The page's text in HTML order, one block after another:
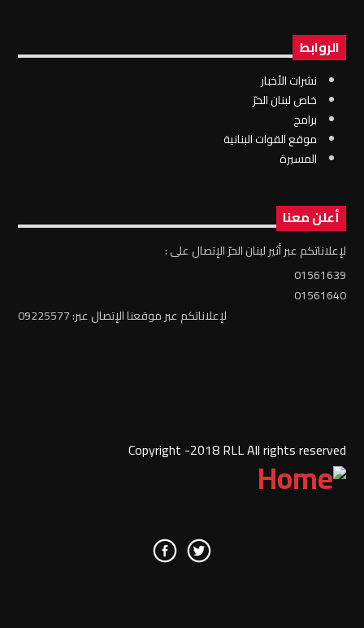
الروابط
نشرات الأخبار
خاص لبنان الحرّ
برامج
موقع القوات البنانية
المسيرة
أعلن معنا
لإعلاناتكم عبر أثير لبنان الحرّ الإتصال على :
01561639
01561640
لإعلاناتكم عبر موقعنا الإتصال عبر: 09225577
Copyright -2018 RLL All rights reserved